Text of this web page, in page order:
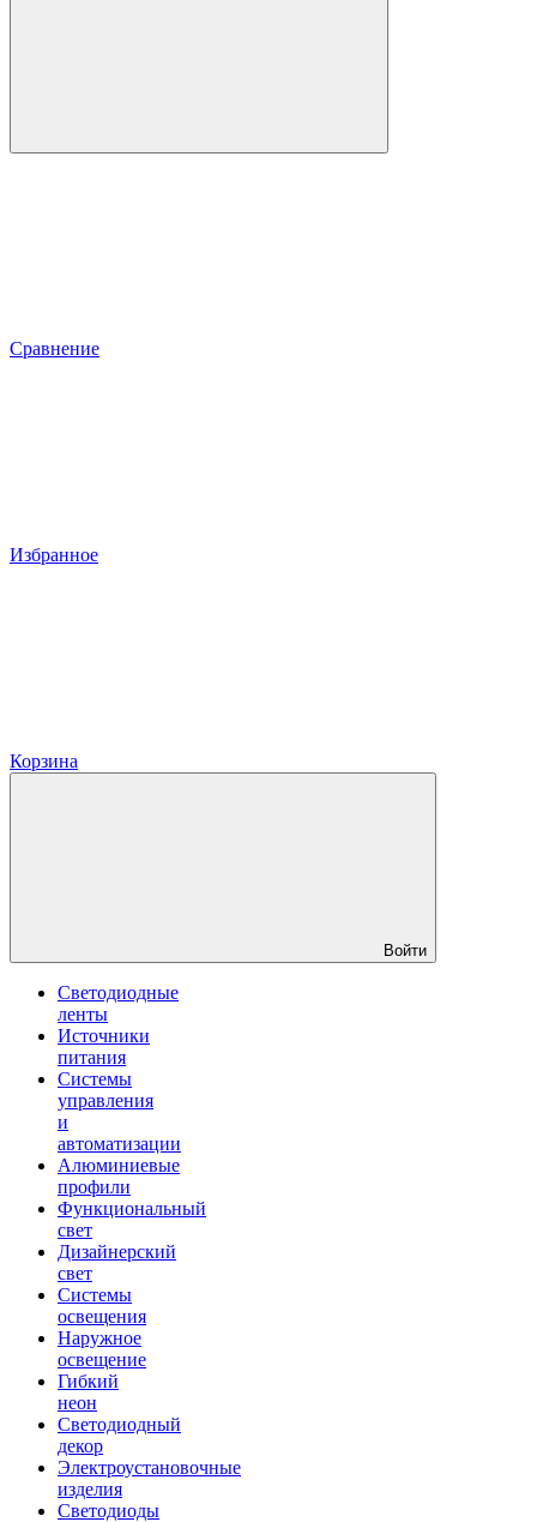
Сравнение
Избранное
Корзина
Войти
Светодиодные
ленты
Источники
питания
Системы
управления
и
автоматизации
Алюминиевые
профили
Функциональный
свет
Дизайнерский
свет
Системы
освещения
Наружное
освещение
Гибкий
неон
Светодиодный
декор
Электроустановочные
изделия
Светодиоды